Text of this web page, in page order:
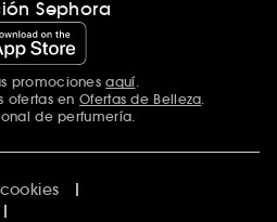
Sephora
promocionesaquí.
ofertas en Ofertas de Belleza.
de perfumería.